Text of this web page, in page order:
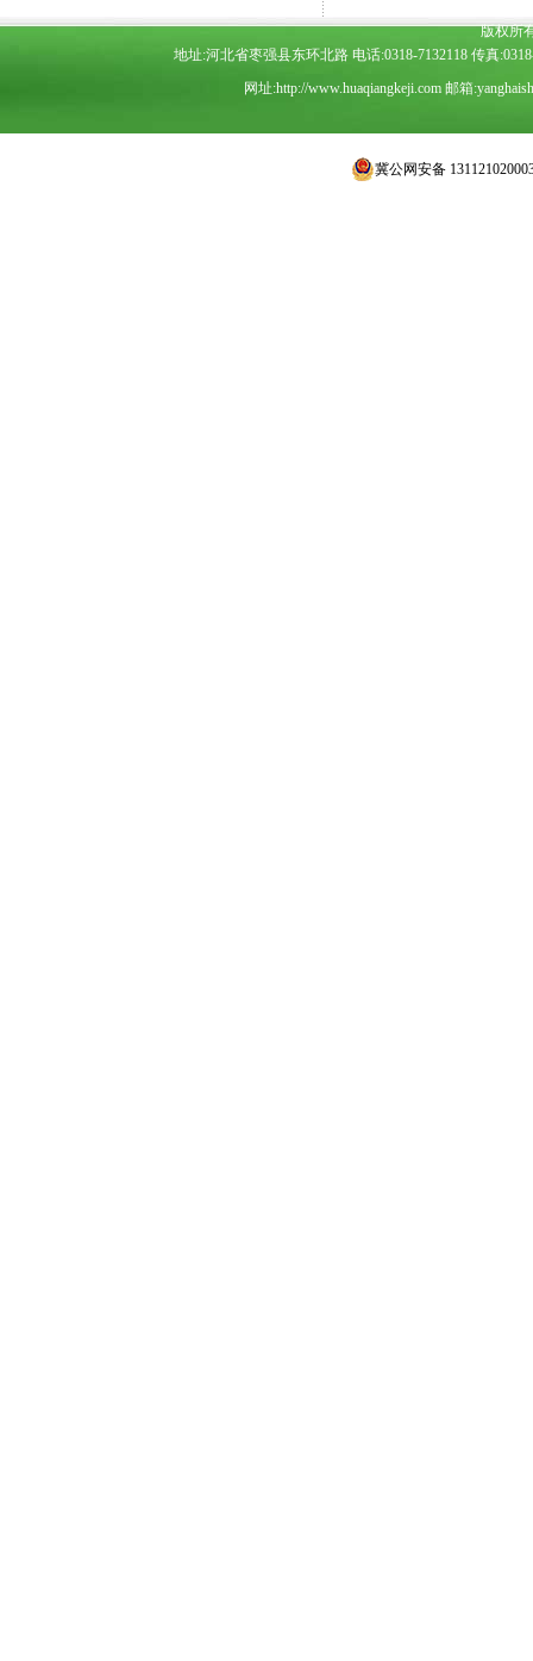
版权所
地址:河北省枣强县东环北路 电话:0318-7132118 传真
网址:http://www.huaqiangkeji.com邮箱:
冀公网安备